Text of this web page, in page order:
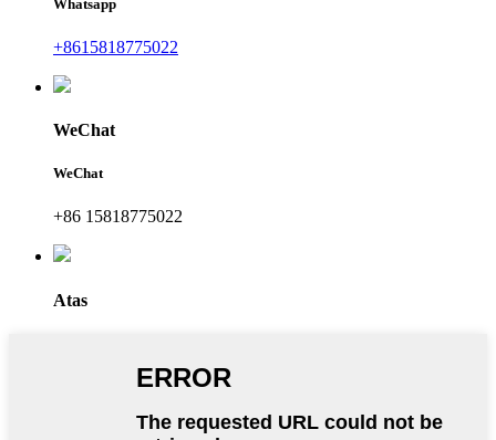
Whatsapp
+8615818775022
WeChat
WeChat
+86 15818775022
Atas